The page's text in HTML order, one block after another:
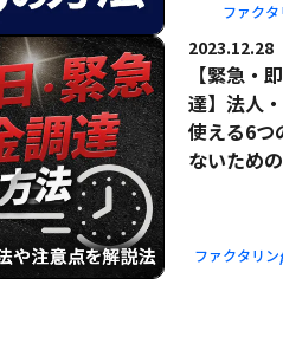
ファク
2023.12.28
【緊急・
達】法人
使える6つ
ないため
ファクタリ